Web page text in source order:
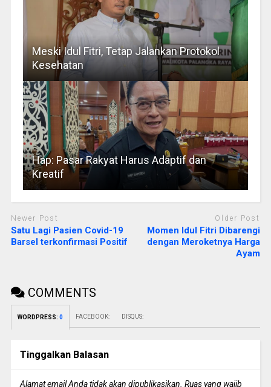
Meski Idul Fitri, Tetap Jalankan Protokol
Kesehatan
Hap: Pasar Rakyat Harus Adaptif dan
Kreatif
Newer Post
Satu Lagi Pasien Covid-19
Barsel terkonfirmasi Positif
Older Post
Momen Idul Fitri Dibarengi
dengan Meroketnya Harga
Ayam
COMMENTS
WORDPRESS: 0 FACEBOOK: DISQUS:
Tinggalkan Balasan
Alamat email Anda tidak akan dipublikasikan. Ruas yang wajib